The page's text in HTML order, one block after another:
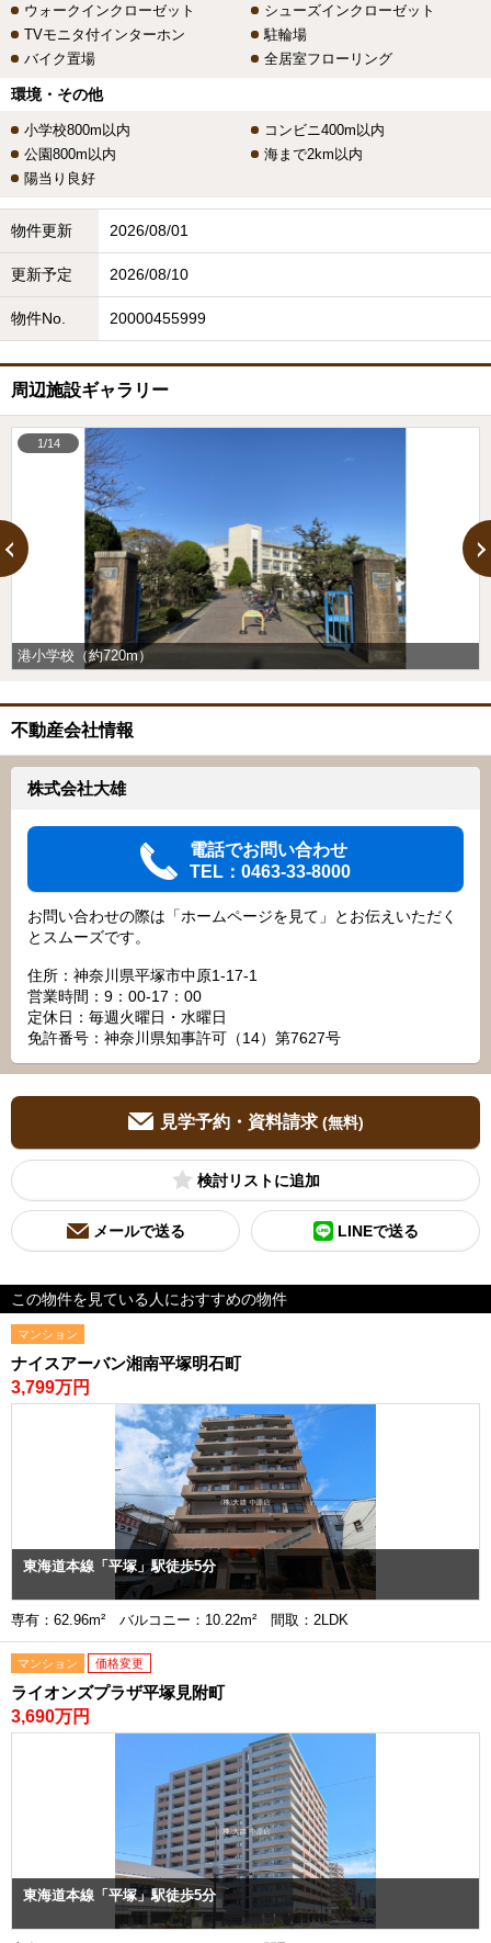
ウォークインクローゼット
シューズインクローゼット
TVモニタ付インターホン
駐輪場
バイク置場
全居室フローリング
環境・その他
小学校800m以内
コンビニ400m以内
公園800m以内
海まで2km以内
陽当り良好
物件更新 2026/08/01
更新予定 2026/08/10
物件No. 20000455999
周辺施設ギャラリー
港小学校（約720m）
1/14
不動産会社情報
株式会社大雄
電話でお問い合わせ
TEL：0463-33-8000
お問い合わせの際は「ホームページを見て」とお伝えいただく
とスムーズです。
住所：神奈川県平塚市中原1-17-1
営業時間：9：00‐17：00
定休日：毎週火曜日・水曜日
免許番号：神奈川県知事許可（14）第7627号
見学予約・資料請求 (無料)
検討リスト
メールで送る LINEで送る
この物件を見ている人におすすめの物件
マンション
ナイスアーバン湘南平塚明石町
3,799万円
東海道本線「平塚」駅徒歩5分
専有：62.96m² バルコニー：10.22m² 間取：2LDK
マンション 価格変更
ライオンズプラザ平塚見附町
3,690万円
東海道本線「平塚」駅徒歩5分